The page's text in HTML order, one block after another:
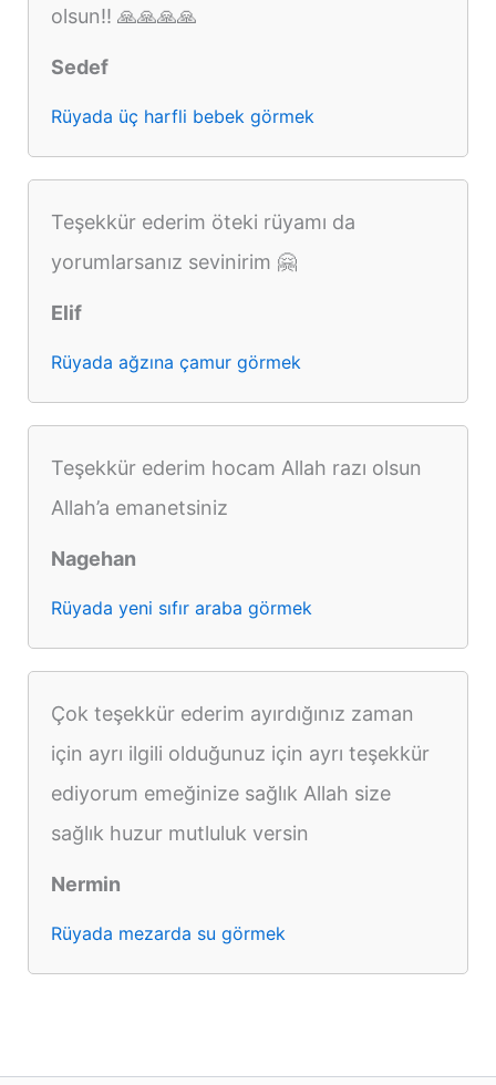
olsun!! 🙏🙏🙏🙏
Sedef
Rüyada üç harfli bebek görmek
Teşekkür ederim öteki rüyamı da
yorumlarsanız sevinirim 🤗
Elif
Rüyada ağzına çamur görmek
Teşekkür ederim hocam Allah razı olsun
Allah’a emanetsiniz
Nagehan
Rüyada yeni sıfır araba görmek
Çok teşekkür ederim ayırdığınız zaman
için ayrı ilgili olduğunuz için ayrı teşekkür
ediyorum emeğinize sağlık Allah size
sağlık huzur mutluluk versin
Nermin
Rüyada mezarda su görmek